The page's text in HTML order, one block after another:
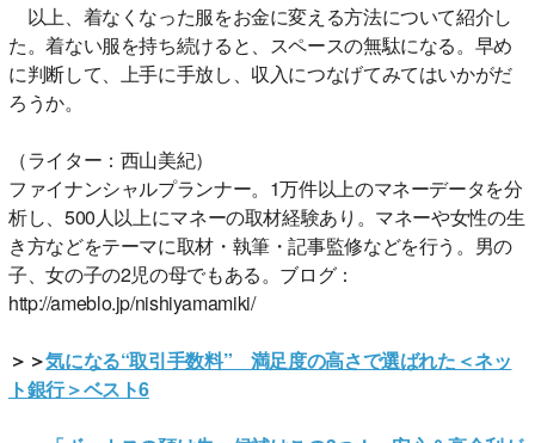
以上、着なくなった服をお金に変える方法について紹介し
た。着ない服を持ち続けると、スペースの無駄になる。早め
に判断して、上手に手放し、収入につなげてみてはいかがだ
ろうか。
（ライター：西山美紀）
ファイナンシャルプランナー。1万件以上のマネーデータを分
析し、500人以上にマネーの取材経験あり。マネーや女性の生
き方などをテーマに取材・執筆・記事監修などを行う。男の
子、女の子の2児の母でもある。ブログ：
http://ameblo.jp/nishiyamamiki/
＞＞気になる“取引手数料” 満足度の高さで選ばれた＜ネッ
ト銀行＞ベスト6